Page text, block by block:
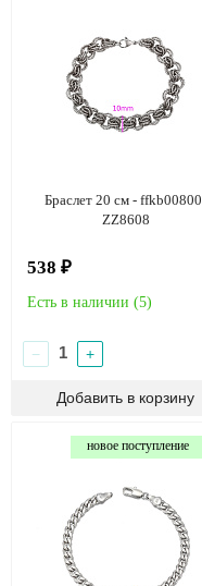
Браслет 20 см -
ZZ8608
538 ₽
Есть в наличии (5)
− +
новое поступление